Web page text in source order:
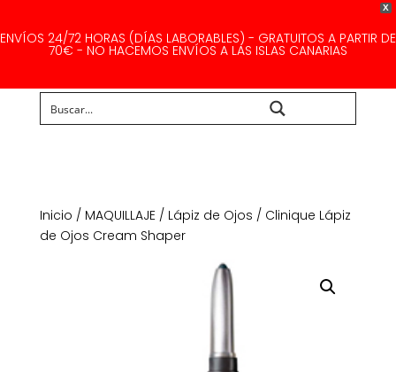
X
ENVÍOS 24/72 HORAS (DÍAS LABORABLES) - GRATUITOS A PARTIR DE
70€ - NO HACEMOS ENVÍOS A LAS ISLAS CANARIAS
Inicio / MAQUILLAJE/ Lápiz de Ojos / Clinique Lápiz
de Ojos Cream Shaper